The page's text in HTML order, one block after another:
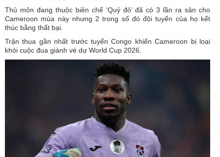
Thủ môn đang thuộc biên chế ‘Quỷ đỏ’ đã có 3 lần ra sân cho
Cameroon mùa này nhưng 2 trong số đó đội tuyển của họ kết
thúc bằng thất bại.
Trận thua gần nhất trước tuyển Congo khiến Cameroon bị loại
khỏi cuộc đua giành vé dự World Cup 2026.